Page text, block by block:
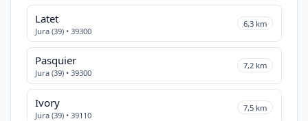
Latet
Jura (39) • 39300
6,3 km
Pasquier
Jura (39) • 39300
7,2 km
Ivory
Jura (39) • 39110
7,5 km